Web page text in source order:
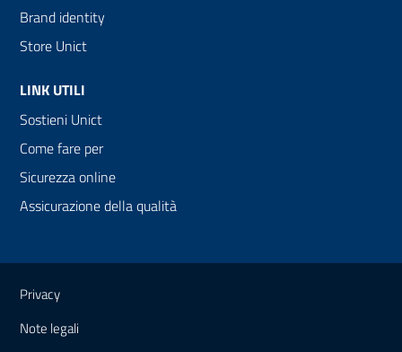
Brand identity
Store Unict
LINK UTILI
Sostieni Unict
Come fare per
Sicurezza online
Assicurazione della qualità
Link e informazioni utili
Privacy
Note legali